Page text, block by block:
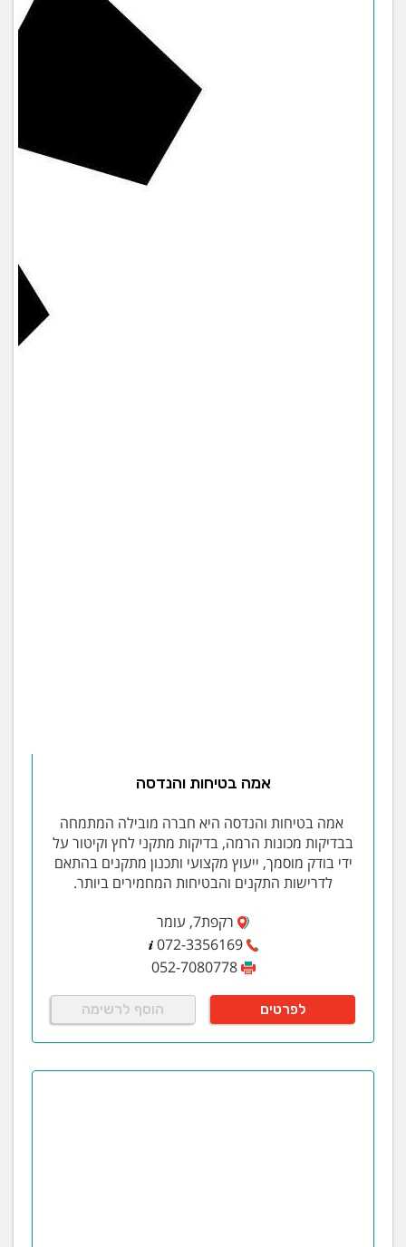
אמה בטיחות והנדסה
אמה בטיחות והנדסה היא חברה מובילה המתמחה
בבדיקות מכונות הרמה, בדיקות מתקני לחץ וקיטור על
ידי בודק מוסמך, ייעוץ מקצועי ותכנון מתקנים בהתאם
לדרישות התקנים והבטיחות המחמירים ביותר.
רקפת7, עומר
072-3356169
052-7080778
לפרטים הוסף לרשימה